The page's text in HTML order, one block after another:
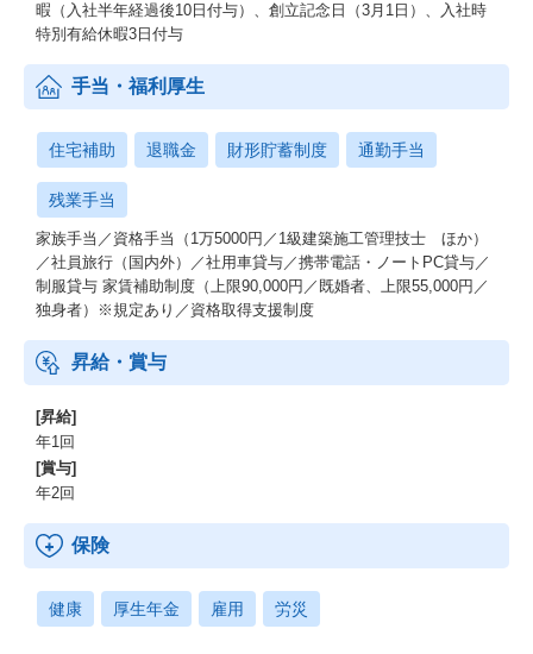
暇（入社半年経過後10日付与）、創立記念日（3月1日）、入社時
特別有給休暇3日付与
手当・福利厚生
住宅補助 退職金 財形貯蓄制度 通勤手当
残業手当
家族手当／資格手当（1万5000円／1級建築施工管理技士 ほか）
／社員旅行（国内外）／社用車貸与／携帯電話・ノートPC貸与／
制服貸与 家賃補助制度（上限90,000円／既婚者、上限55,000円／
独身者）※規定あり／資格取得支援制度
昇給・賞与
[昇給]
年1回
[賞与]
年2回
保険
健康 厚生年金 雇用 労災